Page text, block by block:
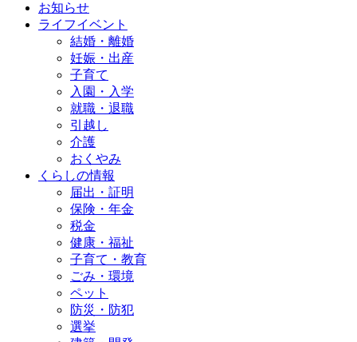
お知らせ
ライフイベント
結婚・離婚
妊娠・出産
子育て
入園・入学
就職・退職
引越し
介護
おくやみ
くらしの情報
届出・証明
保険・年金
税金
健康・福祉
子育て・教育
ごみ・環境
ペット
防災・防犯
選挙